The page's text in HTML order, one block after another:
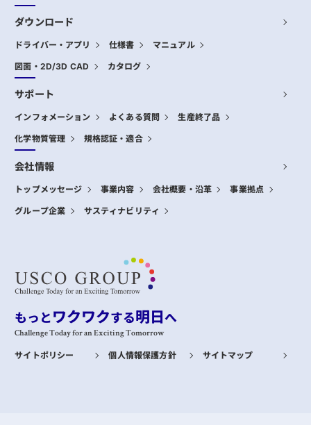
もっとワクワクする明日へ
Challenge Today for an Exciting Tomorrow
サイトポリシー 個人情報保護方針 サイトマップ
ダウンロード
ドライバー・アプリ 仕様書 マニュアル
図面・2D/3D CAD カタログ
サポート
インフォメーション よくある質問 生産終了品
化学物質管理 規格認証・適合
会社情報
トップメッセージ 事業内容 会社概要・沿革 事業拠点
グループ企業 サスティナビリティ